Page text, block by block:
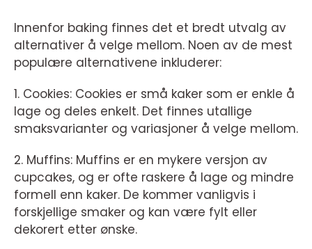
Innenfor baking finnes det et bredt utvalg av
alternativer å velge mellom. Noen av de mest
populære alternativene inkluderer:
1. Cookies: Cookies er små kaker som er enkle å
lage og deles enkelt. Det finnes utallige
smaksvarianter og variasjoner å velge mellom.
2. Muffins: Muffins er en mykere versjon av
cupcakes, og er ofte raskere å lage og mindre
formell enn kaker. De kommer vanligvis i
forskjellige smaker og kan være fylt eller
dekorert etter ønske.